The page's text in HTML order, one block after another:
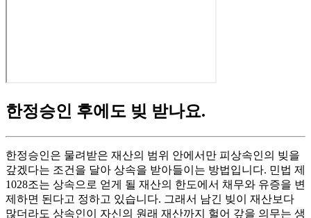
한정승인 후에도 빚 받나요.
한정승인은 물려받은 재산의 범위 안에서만 피상속인의 빚을
갚겠다는 조건을 달아 상속을 받아들이는 방법입니다. 민법 제
1028조는 상속으로 얻게 될 재산의 한도에서 채무와 유증을 변
제하면 된다고 정하고 있습니다. 그래서 남긴 빚이 재산보다
많더라도 상속인이 자신의 원래 재산까지 헐어 갚을 의무는 생